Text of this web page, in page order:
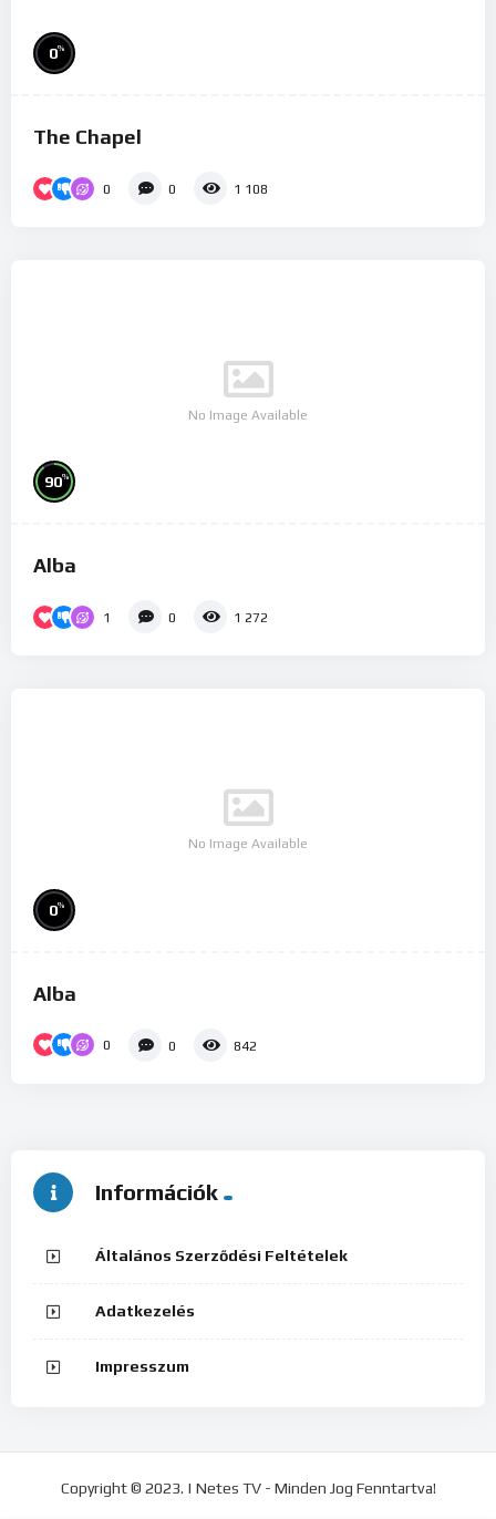
0%
The Chapel
0 0 1 108
No Image Available
90%
Alba
1 0 1 272
No Image Available
0%
Alba
0 0 842
Információk
Általános Szerződési Feltételek
Adatkezelés
Impresszum
Copyright © 2023. | Netes TV - Minden Jog Fenntartva!